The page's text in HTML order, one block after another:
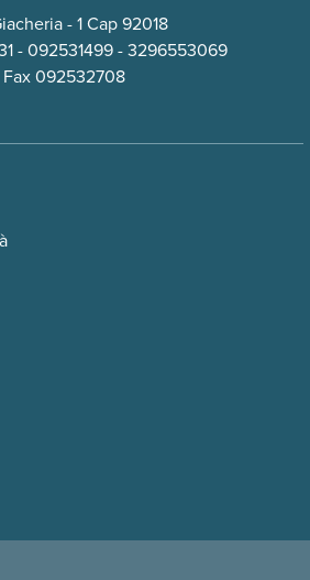
- 1 Cap 92018
- 092531499- 3296553069
Fax 092532708